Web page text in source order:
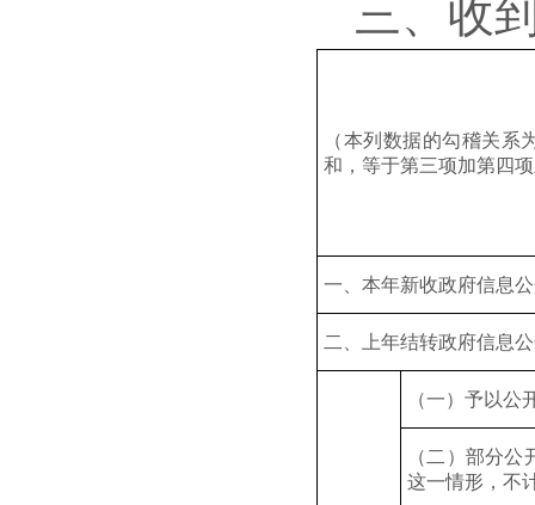
三、收
（本列数据的勾稽关系
和，等于第三项加第四
一、本年新收政府信息
二、上年结转政府信息
（一）予以公
（二）部分
这一情形，不